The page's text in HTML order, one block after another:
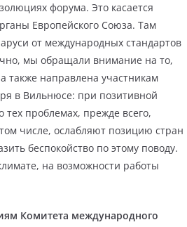
форума. Это касается
Европейского Союза. Там
от международных стандартов
мы обращали внимание на то,
направлена участникам
в Вильнюсе: при позитивной
проблемах, прежде всего,
числе, ослабляют позицию стран
беспокойство по этому поводу.
на возможности работы
Комитета международного